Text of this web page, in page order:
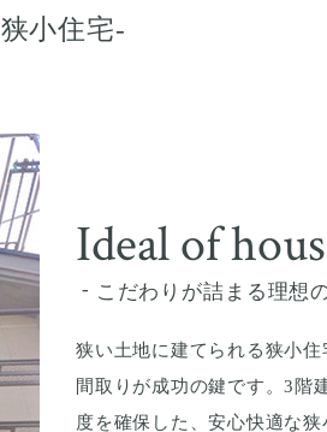
狭小住宅
Ideal of
こだわりが詰まる理想
狭い土地に建てられる狭小
間取りが成功の鍵です。3階
度を確保した、安心快適な